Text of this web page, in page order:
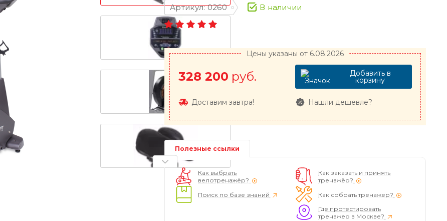
Артикул: 0260 В наличии
Цены указаны от 6.08.2026
328 200 руб. Добавить в
корзину
Доставим завтра! Нашли дешевле?
Полезные ссылки
Как выбрать
велотренажёр?
Поиск по базе знаний
Как заказать и принять
тренажёр?
Как собрать тренажер?
Где протестировать
тренажер в Москве?